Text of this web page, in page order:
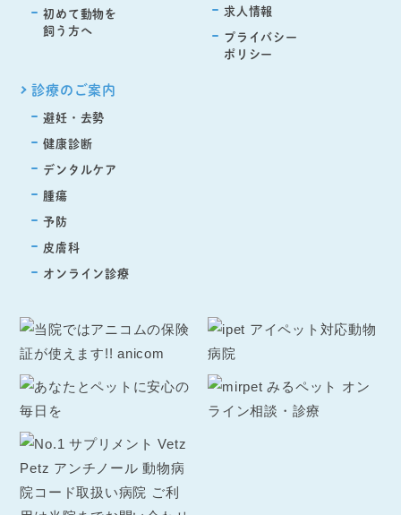
初めて動物を
飼う方へ
求人情報
プライバシー
ポリシー
診療のご案内
避妊・去勢
健康診断
デンタルケア
腫瘍
予防
皮膚科
オンライン診療